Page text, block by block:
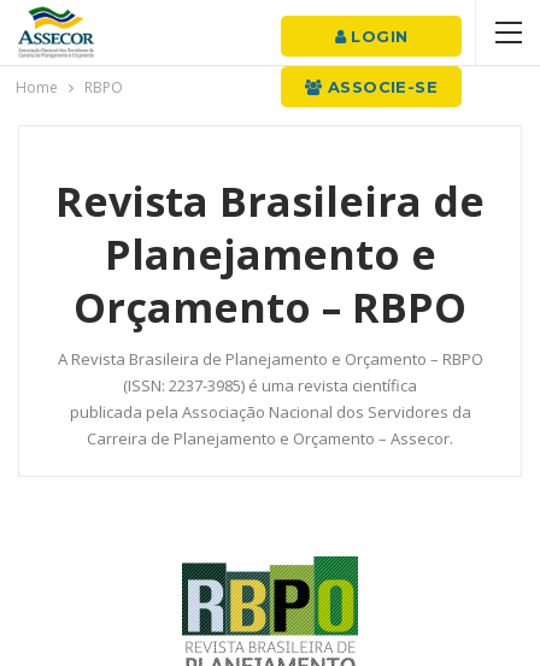
LOGIN
ASSOCIE-SE
Home RBPO
Revista Brasileira de
Planejamento e
Orçamento – RBPO
A Revista Brasileira de Planejamento e Orçamento – RBPO
(ISSN: 2237-3985) é uma revista científica
publicada pela Associação Nacional dos Servidores da
Carreira de Planejamento e Orçamento – Assecor.